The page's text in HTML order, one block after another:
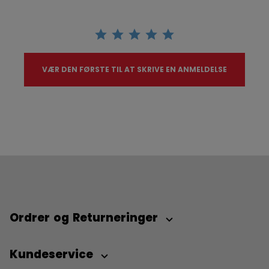
VÆR DEN FØRSTE TIL AT SKRIVE EN ANMELDELSE
Ordrer og Returneringer
Kundeservice